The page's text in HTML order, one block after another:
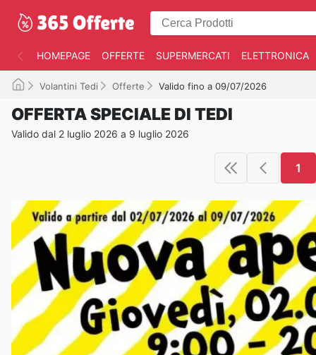
HOMEPAGE OFFERTE SUPERMERCATI ELETTRONICA
Volantini Tedi Offerte Valido fino a 09/07/2026
OFFERTA SPECIALE DI TEDI
Valido dal 2 luglio 2026 a 9 luglio 2026
1